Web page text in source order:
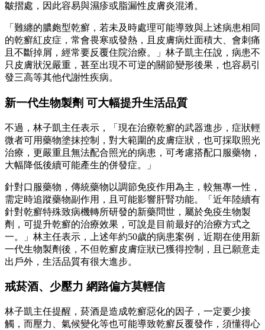
皺摺處，因此容易與濕疹或脂漏性皮膚炎混淆。
「難纏的膿皰型乾癬，若未及時處理可能導致與上述病患相同
的乾癬紅皮症，常會畏寒或發熱，且皮膚病灶面積大、會刺痛
且不斷掉屑，經常要反覆住院治療。」林子凱主任說，病患不
只皮膚狀況嚴重，甚至出現不可逆的關節變形後果，也容易引
發三高等其他代謝性疾病。
新一代生物製劑 可大幅提升生活品質
不過，林子凱主任表示，「現在治療乾癬的武器進步，症狀輕
微者可用藥物塗抹控制，對大範圍的皮膚症狀，也可採取照光
治療，更嚴重且無法配合照光的病患，可考慮搭配口服藥物，
大幅降低後續可能產生的併發症。」
針對口服藥物，傳統藥物以調節免疫作用為主，較無專一性，
需定時追蹤藥物副作用，且可能影響肝腎功能。「近年陸續有
針對乾癬特殊致病機轉所研發的新藥問世，屬於免疫生物製
劑，可提升乾癬的治療效果，可說是目前最好的治療方式之
一。」林主任表示，上述年約50歲的病患案例，近期在使用新
一代生物製劑後，不但乾癬皮膚症狀已獲得控制，且已願意走
出戶外，生活品質有很大進步。
戒菸酒、少壓力 網路偏方莫輕信
林子凱主任提醒，菸酒是造成乾癬惡化的因子，一定要少接
觸，而壓力、氣候變化等也可能導致乾癬反覆發作，須懂得心